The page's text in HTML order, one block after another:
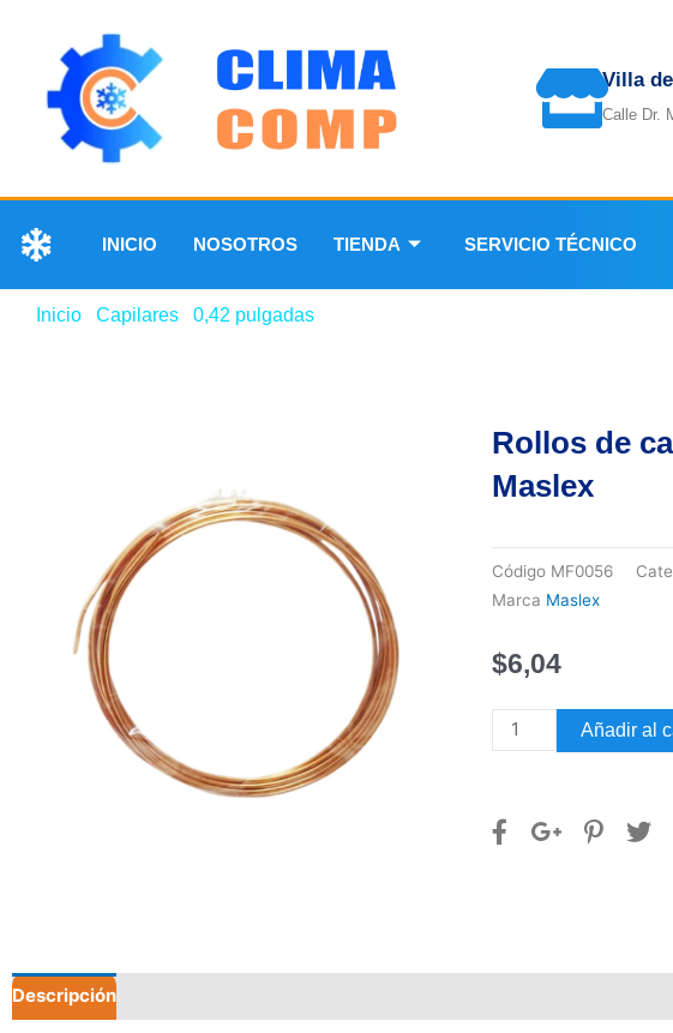
Villa
Calle Dr.
INICIO NOSOTROS TIENDA SERVICIO TÉCNICO
Inicio Capilares 0,42 pulgadas
Rollos de
Maslex
Código MF0056
Marca Maslex
$6,04
Rollos
de
X3
Añadir al
Descripción